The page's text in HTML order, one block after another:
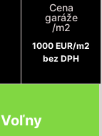
Cena
garáže
/m2
1000 EUR/m2
bez DPH
Voľny